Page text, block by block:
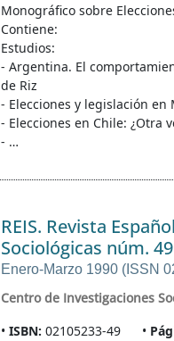
Monográfico sobre
Contiene:
Estudios:
- Argentina. El
de Riz
- Elecciones y legislación en
- Elecciones en Chile: ¿Otra
- …
REIS. Revista
Sociológicas núm. 49
Enero-Marzo 1990 (ISSN
Centro de Investigaciones
ISBN: 02105233-49